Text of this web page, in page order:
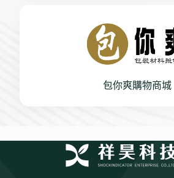
包你爽購物商城